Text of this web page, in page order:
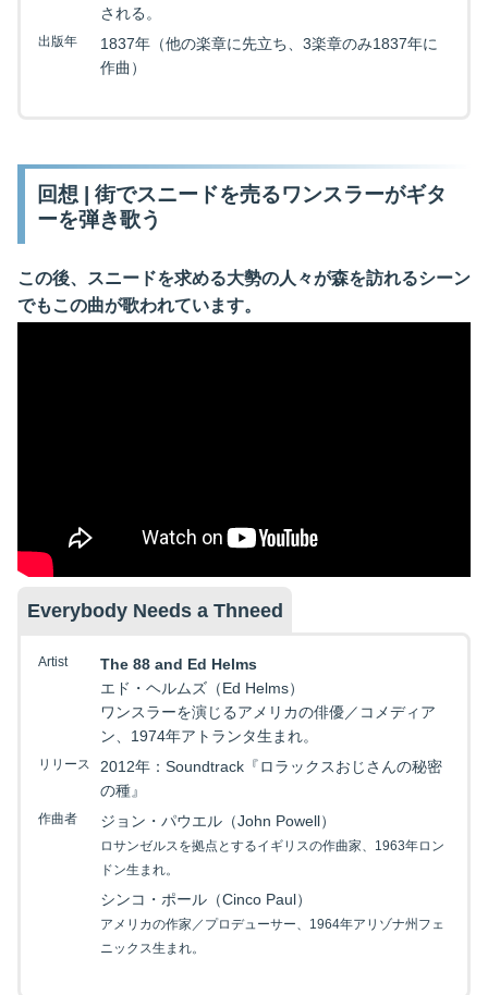
される。
出版年
1837年（他の楽章に先立ち、3楽章のみ1837年に
作曲）
回想 | 街でスニードを売るワンスラーがギタ
ーを弾き歌う
この後、スニードを求める大勢の人々が森を訪れるシーン
でもこの曲が歌われています。
Everybody Needs a Thneed
Artist
The 88 and Ed Helms
エド・ヘルムズ（Ed Helms）
ワンスラーを演じるアメリカの俳優／コメディア
ン、1974年アトランタ生まれ。
リリース
2012年：Soundtrack『ロラックスおじさんの秘密
の種』
作曲者 ジョン・パウエル（John Powell）
ロサンゼルスを拠点とするイギリスの作曲家、1963年ロン
ドン生まれ。
シンコ・ポール（Cinco Paul）
アメリカの作家／プロデューサー、1964年アリゾナ州フェ
ニックス生まれ。